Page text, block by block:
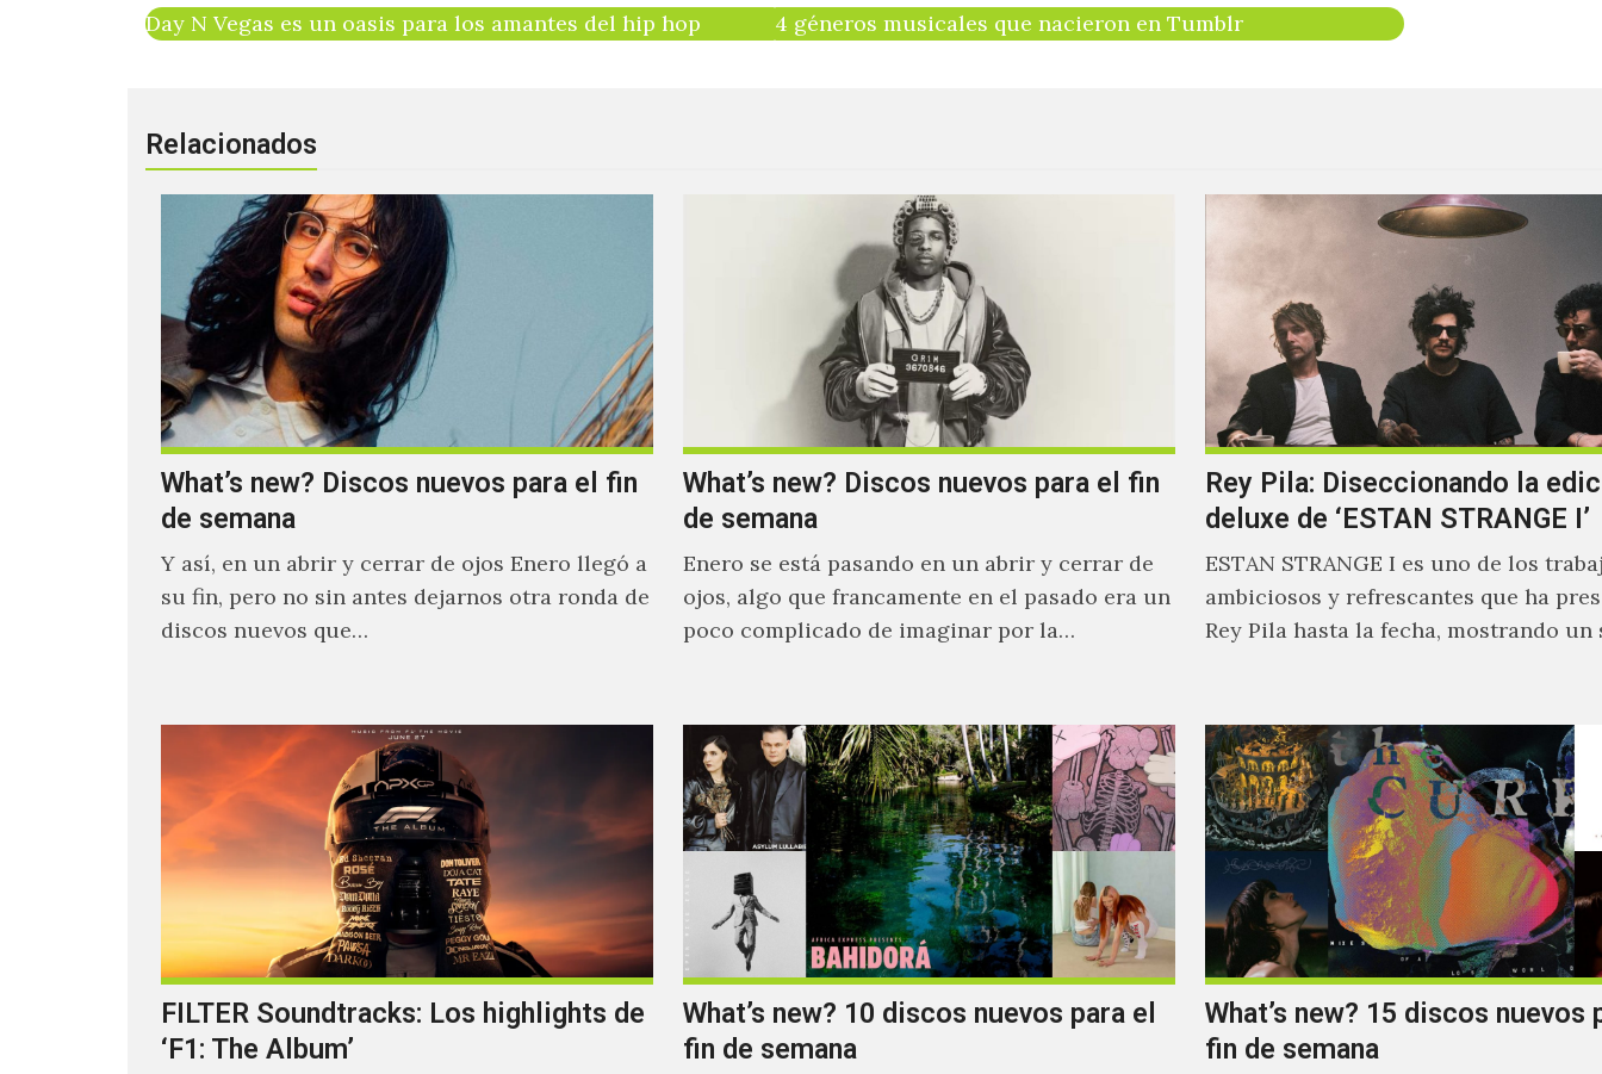
Day N Vegas es un oasis para los amantes del hip hop 4 géneros musicales que nacieron en Tumblr
Relacionados
What’s new? Discos nuevos para el fin
de semana
Y así, en un abrir y cerrar de ojos Enero llegó a
su fin, pero no sin antes dejarnos otra ronda de
discos nuevos que…
What’s new? Discos nuevos para el fin
de semana
Enero se está pasando en un abrir y cerrar de
ojos, algo que francamente en el pasado era un
poco complicado de imaginar por la…
Rey Pila: Diseccionando la
deluxe de ‘ESTAN STRANGE I’
ESTAN STRANGE I es uno de los
ambiciosos y refrescantes que ha
Rey Pila hasta la fecha, mostrando un
FILTER Soundtracks: Los highlights de
‘F1: The Album’
What’s new? 10 discos nuevos para el
fin de semana
What’s new? 15 discos nuevos
fin de semana